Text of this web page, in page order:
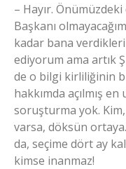
– Hayır.
Başkanı
kadar bana
ediyorum ama artık
de o bilgi kirliliğinin
hakkımda açılmış
soruşturma yok.
varsa, döksün
da, seçime dört ay
kimse inanmaz!